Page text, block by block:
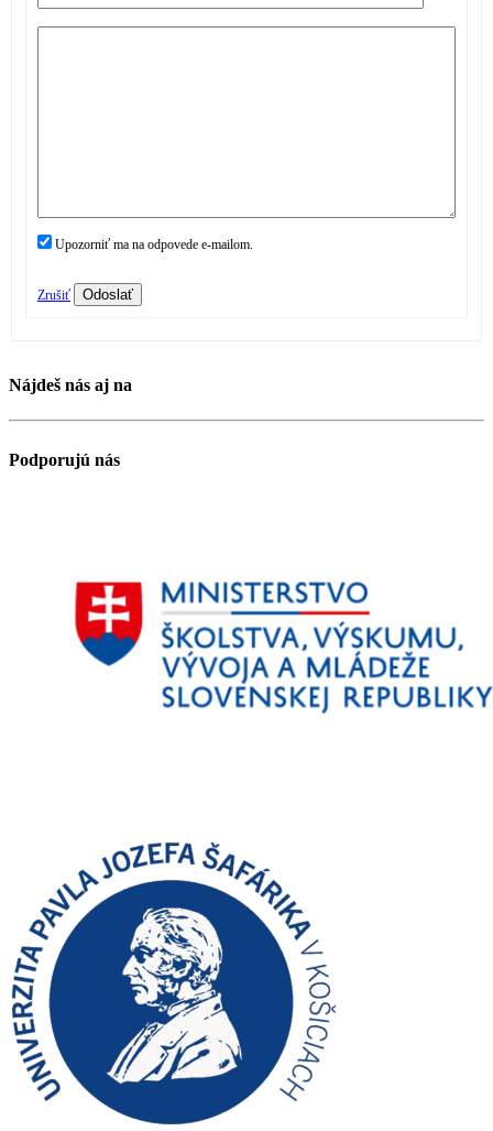
Upozorniť ma na odpovede e-mailom.
Zrušiť Odoslať
Nájdeš nás aj na
Podporujú nás